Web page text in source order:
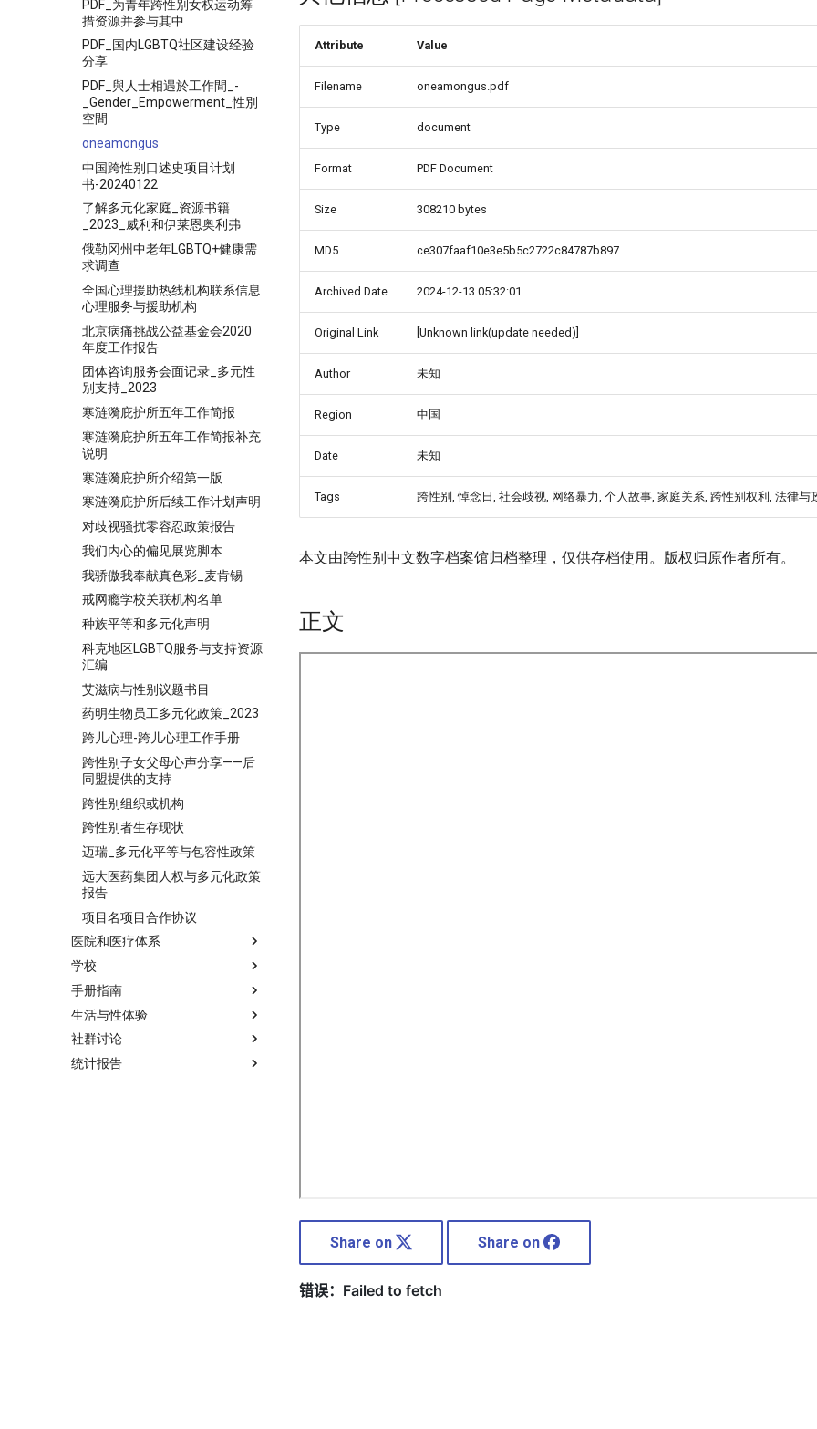
PDF_为青年跨性别女权运动筹
措资源并参与其中
PDF_国内LGBTQ社区建设经验
分享
PDF_與人士相遇於工作間_-
_Gender_Empowerment_性別
空間
oneamongus
中国跨性别口述史项目计划
书-20240122
了解多元化家庭_资源书籍
_2023_威利和伊莱恩奥利弗
俄勒冈州中老年LGBTQ+健康需
求调查
全国心理援助热线机构联系信息
心理服务与援助机构
北京病痛挑战公益基金会2020
年度工作报告
团体咨询服务会面记录_多元性
别支持_2023
寒涟漪庇护所五年工作简报
寒涟漪庇护所五年工作简报补充
说明
寒涟漪庇护所介绍第一版
寒涟漪庇护所后续工作计划声明
对歧视骚扰零容忍政策报告
我们内心的偏见展览脚本
我骄傲我奉献真色彩_麦肯锡
戒网瘾学校关联机构名单
种族平等和多元化声明
科克地区LGBTQ服务与支持资源
汇编
艾滋病与性别议题书目
药明生物员工多元化政策_2023
跨儿心理-跨儿心理工作手册
跨性别子女父母心声分享——后
同盟提供的支持
跨性别组织或机构
跨性别者生存现状
迈瑞_多元化平等与包容性政策
远大医药集团人权与多元化政策
报告
项目名项目合作协议
医院和医疗体系
学校
手册指南
生活与性体验
社群讨论
统计报告
Attribute Value
Filename oneamongus.pdf
Type document
Format PDF Document
Size 308210 bytes
MD5 ce307faaf10e3e5b5c2722c84787b897
Archived Date 2024-12-13 05:32:01
Original Link [Unknown link(update needed)]
Author 未知
Region 中国
Date 未知
Tags 跨性别, 悼念日, 社会歧视, 网络暴力, 个人故事, 家庭关系, 跨性别权利, 法律与
本文由跨性别中文数字档案馆归档整理，仅供存档使用。版权归原作者所有。
正文
Share on Share on